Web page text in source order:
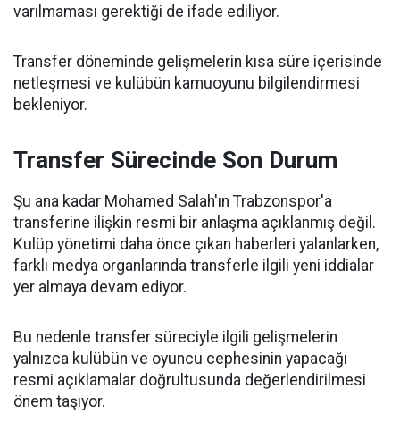
varılmaması gerektiği de ifade ediliyor.
Transfer döneminde gelişmelerin kısa süre içerisinde
netleşmesi ve kulübün kamuoyunu bilgilendirmesi
bekleniyor.
Transfer Sürecinde Son Durum
Şu ana kadar Mohamed Salah'ın Trabzonspor'a
transferine ilişkin resmi bir anlaşma açıklanmış değil.
Kulüp yönetimi daha önce çıkan haberleri yalanlarken,
farklı medya organlarında transferle ilgili yeni iddialar
yer almaya devam ediyor.
Bu nedenle transfer süreciyle ilgili gelişmelerin
yalnızca kulübün ve oyuncu cephesinin yapacağı
resmi açıklamalar doğrultusunda değerlendirilmesi
önem taşıyor.